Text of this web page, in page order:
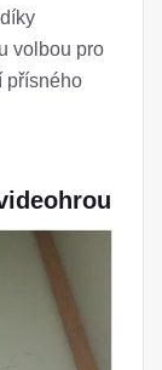
volbou pro
přísného